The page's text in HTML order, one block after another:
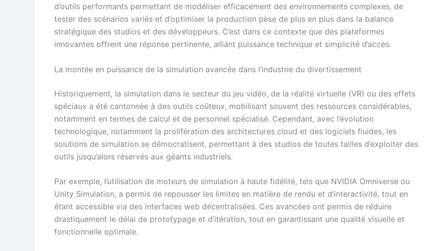
d’outils performants permettant de modéliser efficacement des environnements complexes, de
tester des scénarios variés et d’optimiser la production pèse de plus en plus dans la balance
stratégique des studios et des développeurs. C’est dans ce contexte que des plateformes
innovantes offrent une réponse pertinente, alliant puissance technique et simplicité d’accès.
La montée en puissance de la simulation avancée dans l’industrie du divertissement
Historiquement, la simulation dans le secteur du jeu vidéo, de la réalité virtuelle (VR) ou des effets
spéciaux a été cantonnée à des outils coûteux, mobilisant souvent des ressources considérables,
notamment en termes de calcul et de personnel spécialisé. Cependant, avec l’évolution
technologique, notamment la prolifération des architectures cloud et des logiciels fluides, les
solutions de simulation se démocratisent, permettant à des studios de toutes tailles d’exploiter des
outils jusqu’alors réservés aux géants industriels.
Par exemple, l’utilisation de moteurs de simulation à haute fidélité, tels que NVIDIA Omniverse ou
Unity Simulation, a permis de repousser les limites en matière de rendu et d’interactivité, tout en
étant accessible via des interfaces web décentralisées. Ces avancées ont permis de réduire
drastiquement le délai de prototypage et d’itération, tout en garantissant une qualité visuelle et
fonctionnelle optimale.